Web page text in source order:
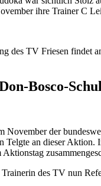
ihre Trainer C
des TV Friesen findet
Bosco-
der
Telgte an dieser Aktion.
des TV nun